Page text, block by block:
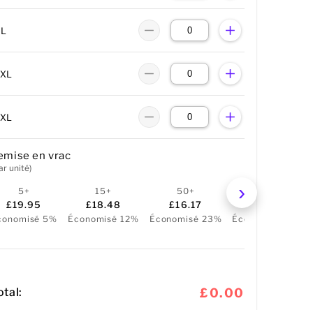
en vrac
unité)
5+
£19.95
5%
15+
£18.48
Économisé 12%
50+
£16.17
Économisé 23%
£14.70
Économisé 30%
£0.00